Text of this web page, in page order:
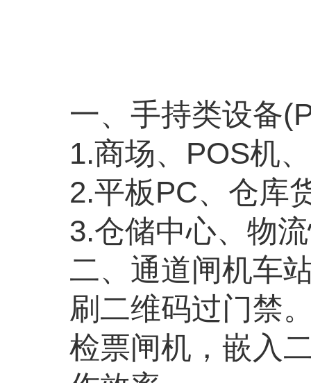
一、手持类设备
1.商场、 POS机
2.平板PC、仓库
3.仓储中心、物
二、通道闸机车
刷二维码过门禁
检票闸机，嵌入